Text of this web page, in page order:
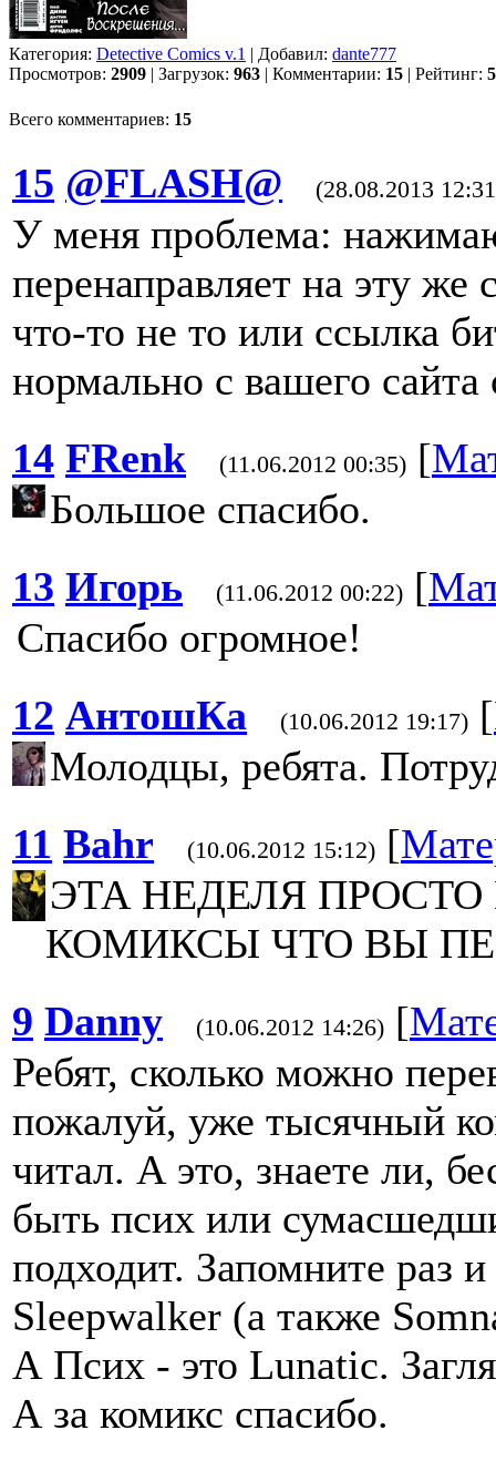
Категория: Detective Comics v.1 | Добавил: dante777
Просмотров: 2909 | Загрузок: 963 | Комментарии: 15 | Рейтинг:
Всего комментариев: 15
15 @FLASH@ (28.08.2013
У меня проблема:
перенаправляет на эту
что-то не то или ссылка
нормально с вашего сайта
14 FRenk (11.06.2012 00:35) [
Большое спасибо.
13 Игорь (11.06.2012 00:22) [
Спасибо огромное!
12 АнтошКа (10.06.2012 19:17) [
Молодцы, ребята.
11 Bahr (10.06.2012 15:12) [
ЭТА НЕДЕЛЯ
КОМИКСЫ ЧТО ВЫ
9 Danny (10.06.2012 14:26) [
Ребят, сколько можно
пожалуй, уже тысячный
читал. А это, знаете ли,
быть псих или
подходит. Запомните раз
Sleepwalker (а также
А Псих - это Lunatic.
А за комикс спасибо.